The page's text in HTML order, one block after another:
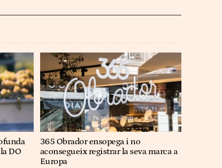
DO
365 Obrador ensopega i no
aconsegueix registrar la seva marca a
Europa